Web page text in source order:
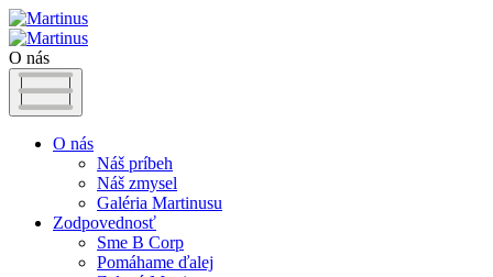
O nás
O nás
Náš príbeh
Náš zmysel
Galéria Martinusu
Zodpovednosť
Sme B Corp
Pomáhame ďalej